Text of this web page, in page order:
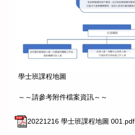
學士班課程地圖
～～請參考附件檔案資訊～～
20221216 學士班課程地圖 001.pdf